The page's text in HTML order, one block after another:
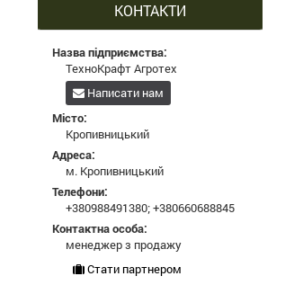
КОНТАКТИ
Назва підприємства:
ТехноКрафт Агротех
Написати нам
Місто:
Кропивницький
Адреса:
м. Кропивницький
Телефони:
+380988491380;+380660688845
Контактна особа:
менеджер з продажу
Стати партнером